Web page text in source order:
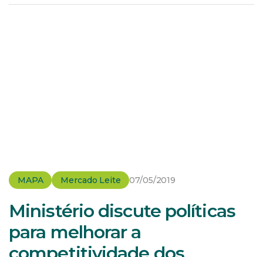
MAPA Mercado Leite 07/05/2019
Ministério discute políticas
para melhorar a